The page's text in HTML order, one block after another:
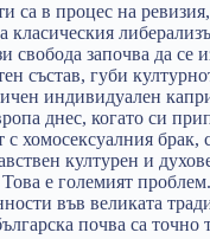
са в процес на
класическия
свобода започва да се
състав, губи
индивидуален
днес, когато си
с хомосексуалния
културен и
е големият
във великата
почва са